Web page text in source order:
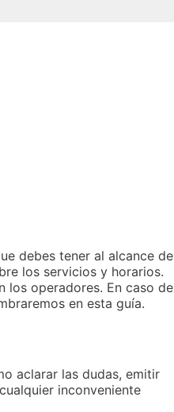
debes tener al alcance de
los servicios y horarios.
los operadores. En caso de
en esta guía.
aclarar las dudas, emitir
inconveniente